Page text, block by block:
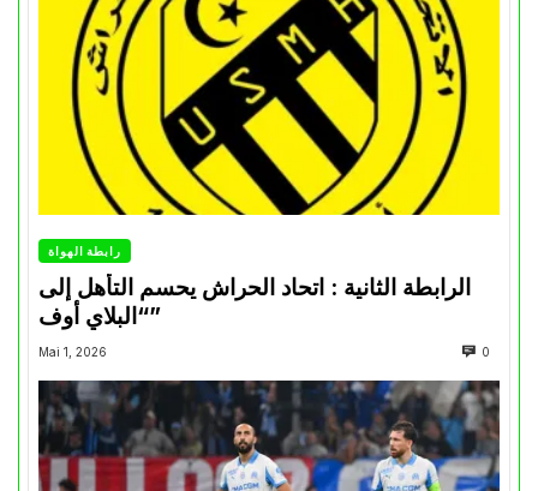
رابطة الهواة
الرابطة الثانية : اتحاد الحراش يحسم التأهل إلى
“البلاي أوف”
Mai 1, 2026 0